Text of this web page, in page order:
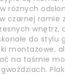
różnych
czarnej ramie
wnętrz,
do stylu
montażowe,
na taśmie